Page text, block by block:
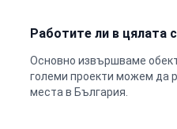
Работите ли в цялата
Основно извършваме
големи проекти можем да
места в България.